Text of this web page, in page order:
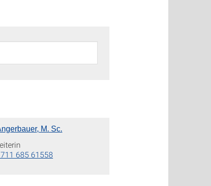
M. Sc.
685 61558